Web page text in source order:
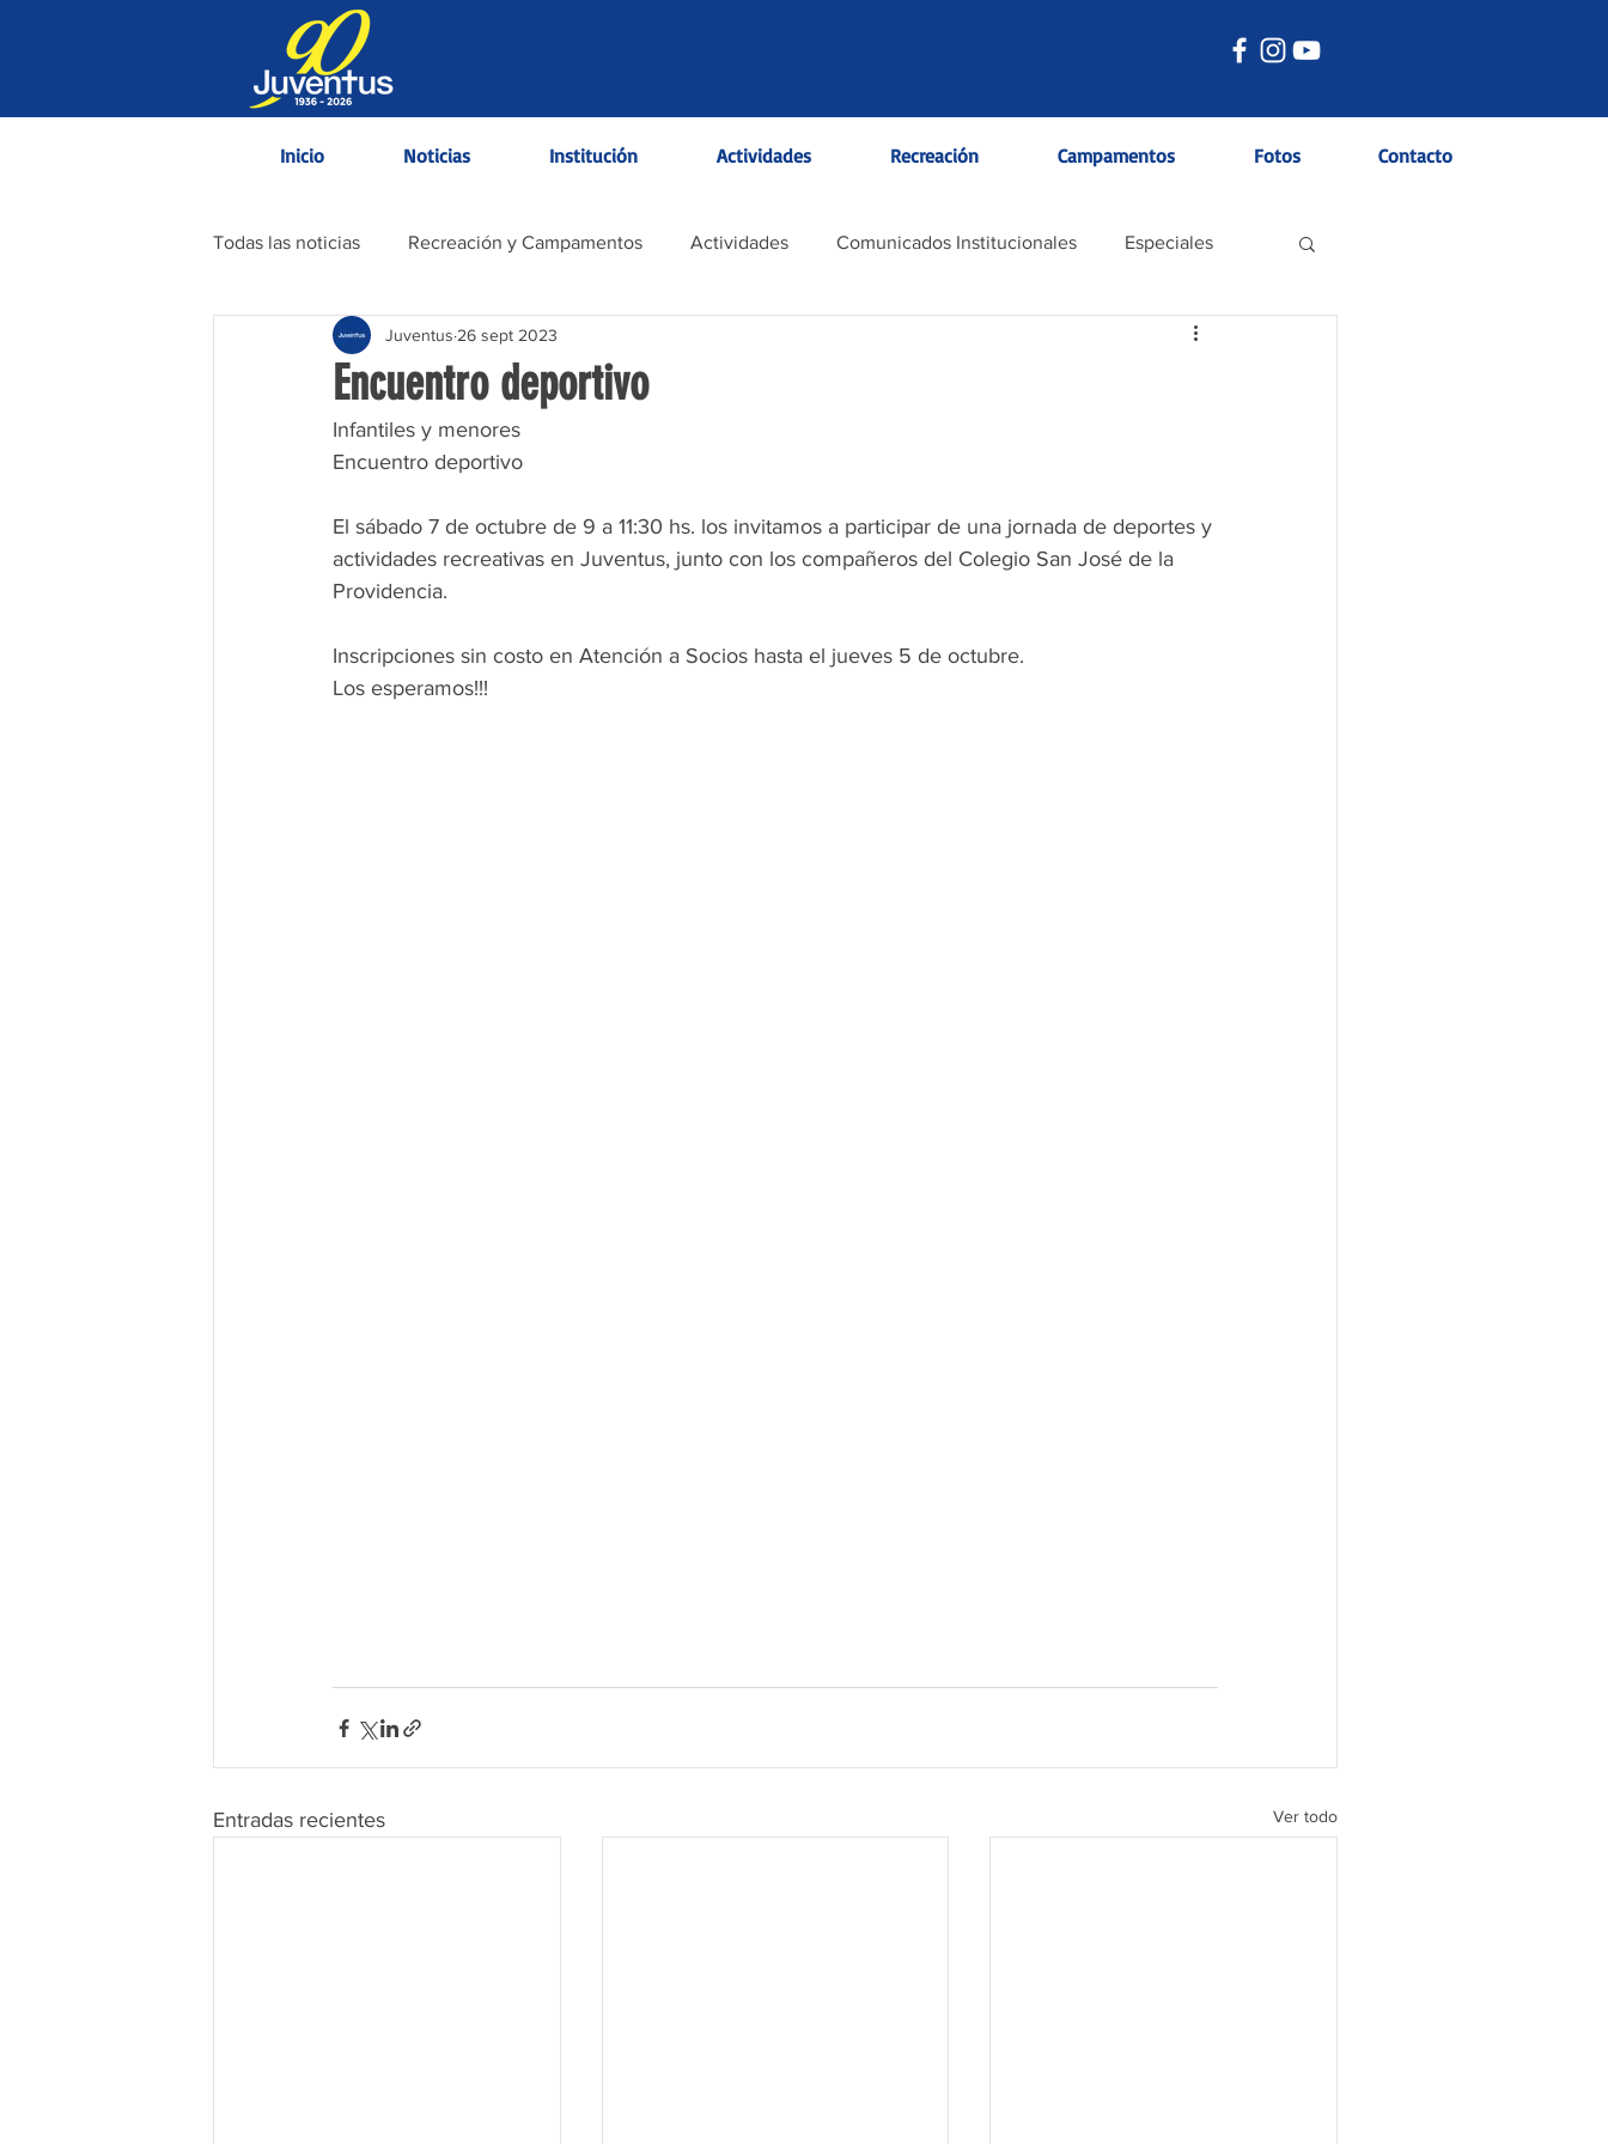
Inicio Noticias Institución Actividades Recreación Campamentos Fotos Contacto
Todas las noticias Recreación y Campamentos Actividades Comunicados Institucionales Especiales
Contenido Informativo
Encuentro deportivo
Juventus 26 sept 2023
Infantiles y menores
Encuentro deportivo
El sábado 7 de octubre de 9 a 11:30 hs. los invitamos a participar de una jornada de deportes y
actividades recreativas en Juventus, junto con los compañeros del Colegio San José de la
Providencia.
Inscripciones sin costo en Atención a Socios hasta el jueves 5 de octubre.
Los esperamos!!!
Entradas recientes Ver todo